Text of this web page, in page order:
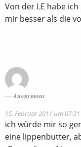
Von der LE habe
mir besser als die
Anonymous
15. Februar 2011 um
ich würde mir so
eine lippenbutter,